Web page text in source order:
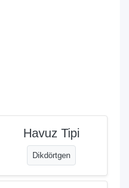
Havuz Tipi
Dikdörtgen